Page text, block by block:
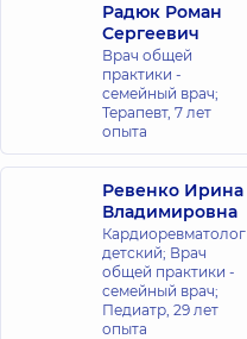
Радюк Роман
Сергеевич
Врач общей
практики -
семейный врач;
Терапевт, 7 лет
опыта
Ревенко Ирина
Владимировна
Кардиоревматолог
детский; Врач
общей практики -
семейный врач;
Педиатр, 29 лет
опыта